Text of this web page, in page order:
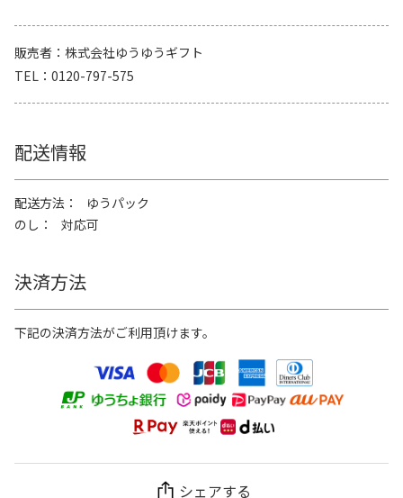
販売者
株式会社ゆうゆうギフト
TEL
0120-797-575
配送情報
配送方法
ゆうパック
のし
対応可
決済方法
下記の決済方法がご利用頂けます。
シェアする